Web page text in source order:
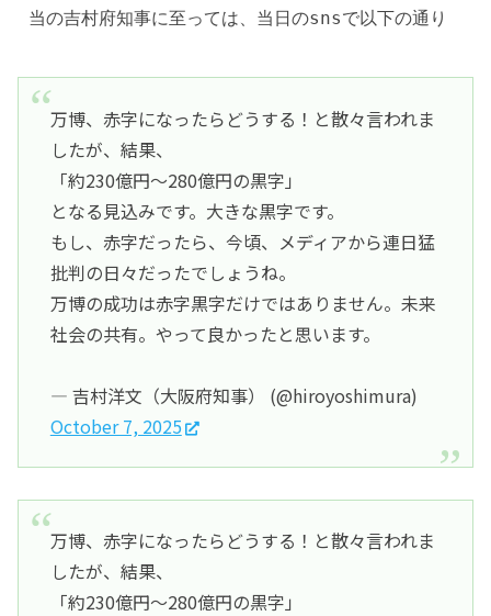
当の吉村府知事に至っては、当日のsnsで以下の通り
万博、赤字になったらどうする！と散々言われま
したが、結果、
「約230億円〜280億円の黒字」
となる見込みです。大きな黒字です。
もし、赤字だったら、今頃、メディアから連日猛
批判の日々だったでしょうね。
万博の成功は赤字黒字だけではありません。未来
社会の共有。やって良かったと思います。
— 吉村洋文（大阪府知事） (@hiroyoshimura)
October 7, 2025
万博、赤字になったらどうする！と散々言われま
したが、結果、
「約230億円～280億円の黒字」